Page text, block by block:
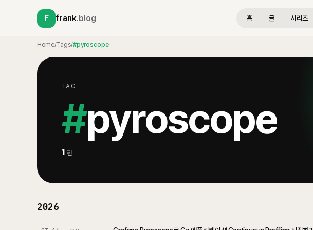
F frank.blog 홈 글 시리즈
Home/Tags/#pyroscope
TAG
#pyroscope
1 편
2026